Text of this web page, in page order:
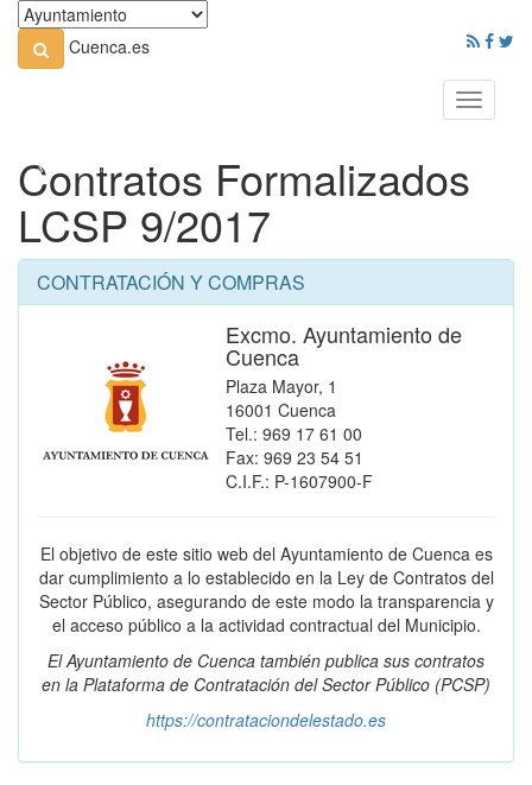
Cuenca.es
Toggle
Contratos Formalizados
LCSP 9/2017
CONTRATACIÓN Y COMPRAS
Excmo. Ayuntamiento de
Cuenca
Plaza Mayor, 1
16001 Cuenca
Tel.: 969 17 61 00
Fax: 969 23 54 51
C.I.F.: P-1607900-F
El objetivo de este sitio web del Ayuntamiento de Cuenca es
dar cumplimiento a lo establecido en la Ley de Contratos del
Sector Público, asegurando de este modo la transparencia y
el acceso público a la actividad contractual del Municipio.
El Ayuntamiento de Cuenca también publica sus contratos
en la Plataforma de Contratación del Sector Público (PCSP)
https://contrataciondelestado.es